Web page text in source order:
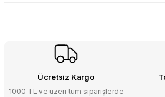
Ücretsiz Kargo
1000 TL ve üzeri tüm siparişlerde